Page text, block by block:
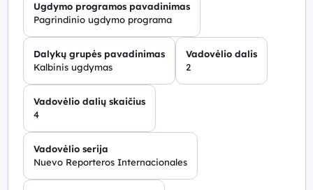
Ugdymo programos pavadinimas
Pagrindinio ugdymo programa
Dalykų grupės pavadinimas
Kalbinis ugdymas
Vadovėlio dalis
2
Vadovėlio dalių skaičius
4
Vadovėlio serija
Nuevo Reporteros Internacionales